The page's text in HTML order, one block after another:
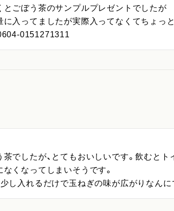
とごぼう茶のサンプルプレゼントでしたが
に入ってましたが実際入ってなくてちょっ
0151271311
でしたが、とてもおいしいです。飲むと
くなってしまいそうです。
し入れるだけで玉ねぎの味が広がりなんに